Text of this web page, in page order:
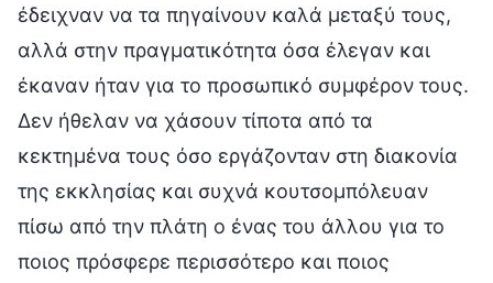
έδειχναν να τα πηγαίνουν καλά μεταξύ τους,
αλλά στην πραγματικότητα όσα έλεγαν και
έκαναν ήταν για το προσωπικό συμφέρον τους.
Δεν ήθελαν να χάσουν τίποτα από τα
κεκτημένα τους όσο εργάζονταν στη διακονία
της εκκλησίας και συχνά κουτσομπόλευαν
πίσω από την πλάτη ο ένας του άλλου για το
ποιος πρόσφερε περισσότερο και ποιος